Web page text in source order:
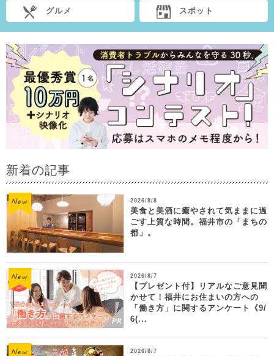
グルメ スポット
新着の記事
2026/8/8
美食と美酒に癒やされて気ままに過
ごす上質な時間。福井市の「まちの
都」。
2026/8/7
【プレゼント付】リアルなご意見聞
かせて！福井にお住まいの方への
「働き方」に関するアンケート《9/
6(...
2026/8/7